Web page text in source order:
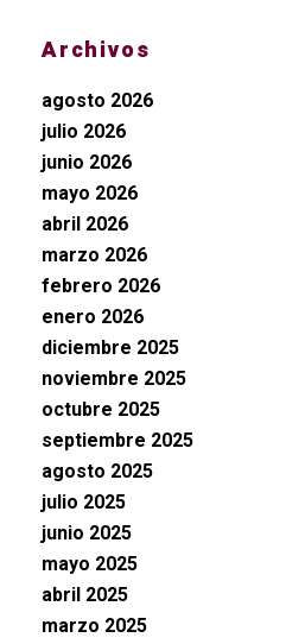
Archivos
agosto 2026
julio 2026
junio 2026
mayo 2026
abril 2026
marzo 2026
febrero 2026
enero 2026
diciembre 2025
noviembre 2025
octubre 2025
septiembre 2025
agosto 2025
julio 2025
junio 2025
mayo 2025
abril 2025
marzo 2025